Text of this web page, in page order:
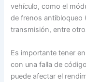
vehículo, como el
de frenos antibloqueo
transmisión, entre
Es importante tener
con una falla de
puede afectar el